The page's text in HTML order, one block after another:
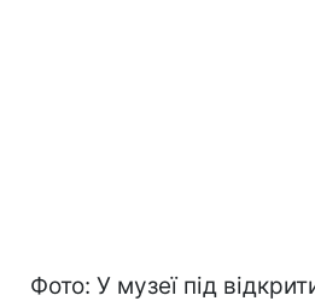
Фото: У музеї під